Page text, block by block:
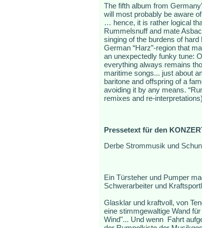
The fifth album from
will most probably be aware
… hence, it is rather logical
Rummelsnuff and mate
singing of the burdens of hard
German “Harz”-region that
an unexpectedly funky tune:
everything always remains
maritime songs... just about
baritone and offspring of a
avoiding it by any means.
remixes and re-
Pressetext für den
Derbe Strommusik und
Ein Türsteher und Pumper
Schwerarbeiter und
Glasklar und kraftvoll, von
eine stimmgewaltige Wand
Wind"... Und wenn Fahrt